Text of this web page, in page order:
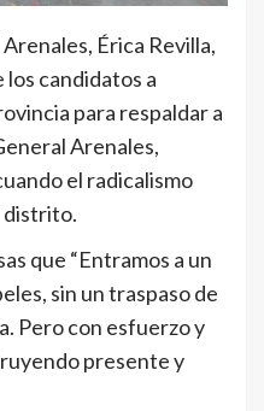
Érica Revilla,
candidatos a
para respaldar a
Arenales,
el radicalismo
distrito.
que “Entramos a un
sin un traspaso de
Pero con esfuerzo y
presente y